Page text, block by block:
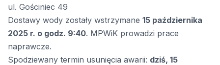
ul. Gościniec 49
Dostawy wody zostały wstrzymane 15 października
2025 r. o godz. 9:40. MPWiK prowadzi prace
naprawcze.
Spodziewany termin usunięcia awarii: dziś, 15